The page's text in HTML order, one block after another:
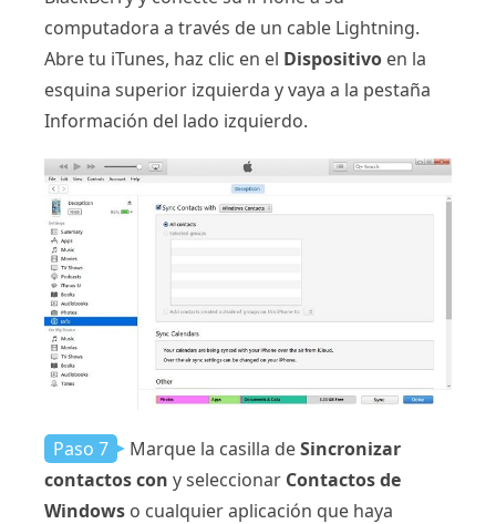
computadora a través de un cable Lightning.
Abre tu iTunes, haz clic en el Dispositivo en la
esquina superior izquierda y vaya a la pestaña
Información del lado izquierdo.
Paso 7 Marque la casilla deSincronizar
contactos con y seleccionar Contactos de
Windows o cualquier aplicación que haya